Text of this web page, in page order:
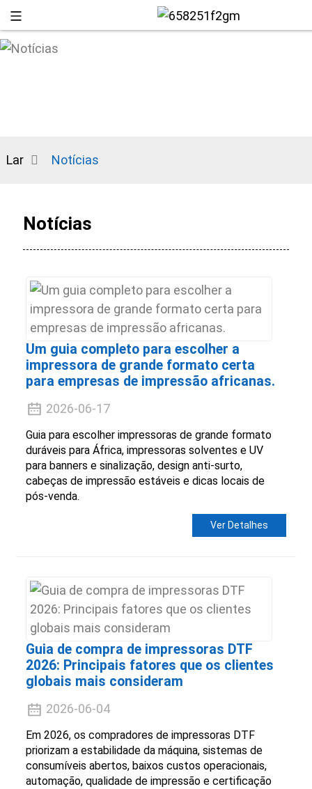
Lar Notícias
Notícias
Um guia completo para escolher a
impressora de grande formato certa
para empresas de impressão africanas.
2026-06-17
Guia para escolher impressoras de grande formato
duráveis ​​para África, impressoras solventes e UV
para banners e sinalização, design anti-surto,
cabeças de impressão estáveis ​​e dicas locais de
pós-venda.
Ver Detalhes
Guia de compra de impressoras DTF
2026: Principais fatores que os clientes
globais mais consideram
2026-06-04
Em 2026, os compradores de impressoras DTF
priorizam a estabilidade da máquina, sistemas de
consumíveis abertos, baixos custos operacionais,
automação, qualidade de impressão e certificação